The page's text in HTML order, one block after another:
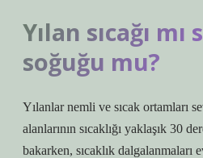
Yılan sıcağı mı
soğuğu mu?
Yılanlar nemli ve sıcak ortamları
alanlarının sıcaklığı yaklaşık 30
bakarken, sıcaklık dalgalanmaları